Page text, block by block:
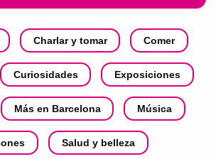
Charlar y tomar Comer
Curiosidades Exposiciones
Más en Barcelona Música
Salud y belleza